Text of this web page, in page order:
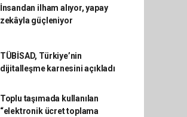
İnsandan ilham alıyor, yapay
zekâyla güçleniyor
TÜBİSAD, Türkiye’nin
dijitalleşme karnesini açıkladı
Toplu taşımada kullanılan
“elektronik ücret toplama